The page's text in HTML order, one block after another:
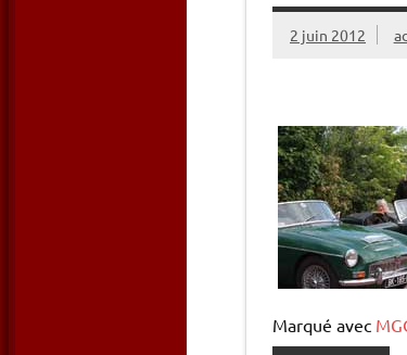
2 juin 2012
Marqué avec